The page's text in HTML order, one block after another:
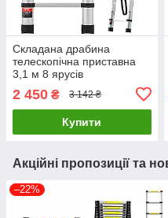
Складана драбина
телескопічна приставна
3,1 м 8 ярусів
універсальна для дому та
ремонту R41769- 8
2 450 ₴ 3 142 ₴
Купити
Акційні пропозиції та
–22%